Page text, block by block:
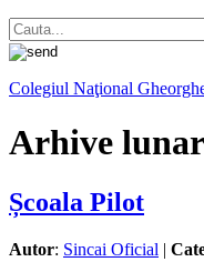
Colegiul Naţional
Arhive
Școala Pilot
Autor: Sincai Oficial |